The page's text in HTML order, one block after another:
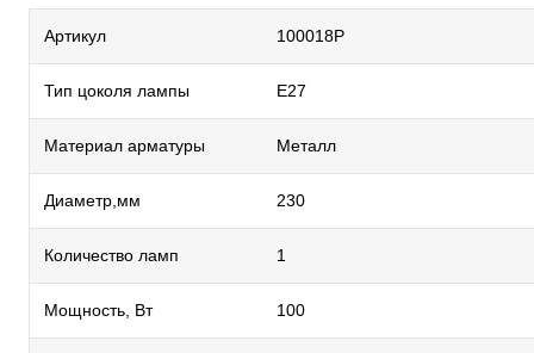
Артикул 100018P
Тип цоколя лампы E27
Материал арматуры Металл
Диаметр,мм 230
Количество ламп 1
Мощность, Вт 100